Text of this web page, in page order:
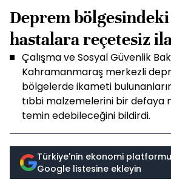
Deprem
hastalara reçetesiz
Çalışma ve Sosyal Güvenlik
Kahramanmaraş merkezli
bölgelerde ikameti
tıbbi malzemelerini bir defaya
temin edebileceğini bildirdi.
Türkiye'nin ekonomi
Google listesine ekleyin